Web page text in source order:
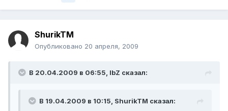
ShurikTM
Опубликовано 20 апреля, 2009
В 20.04.2009 в 06:55, IbZ сказал:
В 19.04.2009 в 10:15, ShurikTM сказал: